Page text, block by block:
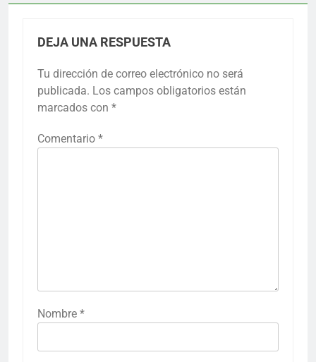
DEJA UNA RESPUESTA
Tu dirección de correo electrónico no será
publicada. Los campos obligatorios están
marcados con *
Comentario *
Nombre *